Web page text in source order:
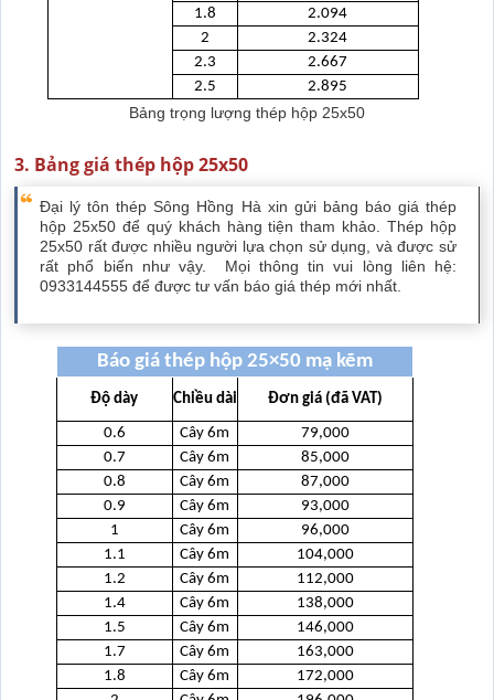
1.8
2.094
2
2.324
2.3
2.667
2.5
2.895
Bảng trọng lượng thép hộp 25x50
3. Bảng giá thép hộp 25x50
Đại lý tôn thép Sông Hồng Hà xin gửi bảng báo giá thép
hộp 25x50 để quý khách hàng tiện tham khảo. Thép hộp
25x50 rất được nhiều người lựa chọn sử dụng, và được sử
rất phổ biến như vậy. Mọi thông tin vui lòng liên hệ:
0933144555 để được tư vấn báo giá thép mới nhất.
Báo giá thép hộp 25×50 mạ kẽm
Độ dày Chiều dài Đơn giá (đã VAT)
0.6 Cây 6m
79,000
0.7
Cây 6m
85,000
0.8
Cây 6m
87,000
0.9
Cây 6m
93,000
1
Cây 6m
96,000
1.1
Cây 6m
104,000
1.2
Cây 6m
112,000
1.4
Cây 6m
138,000
1.5
Cây 6m
146,000
1.7
Cây 6m
163,000
1.8
Cây 6m
172,000